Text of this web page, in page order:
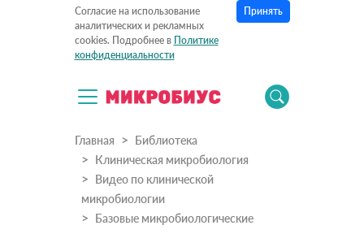
Согласие на использование
аналитических и рекламных
cookies. Подробнее в Политике
конфиденциальности
Принять
Главная
Библиотека
Клиническая микробиология
Видео по клинической
микробиологии
Базовые микробиологические